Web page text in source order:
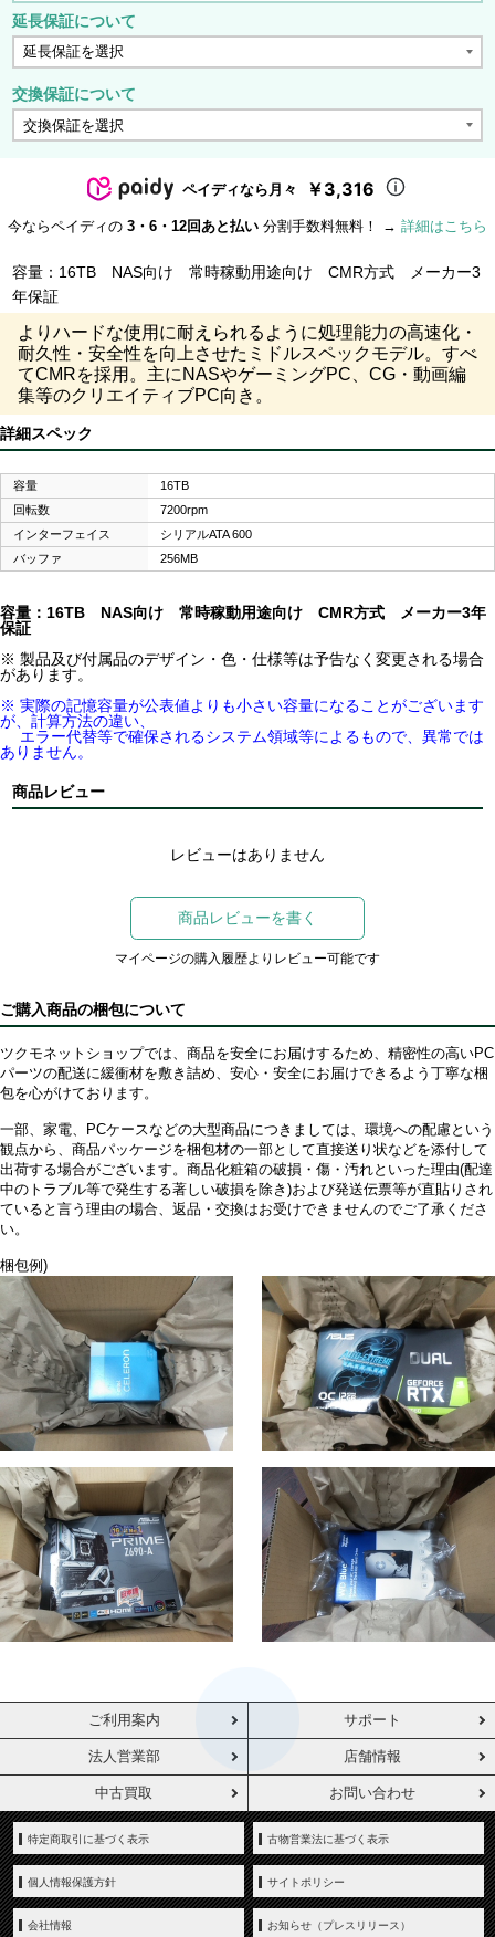
延長保証について
交換保証について
ペイディなら月々 ￥3,316
今ならペイディの 3・6・12回あと払い 分割手数料無料！ → 詳細はこちら
容量：16TB NAS向け 常時稼動用途向け CMR方式 メーカー3
年保証
よりハードな使用に耐えられるように処理能力の高速化・
耐久性・安全性を向上させたミドルスペックモデル。すべ
てCMRを採用。主にNASやゲーミングPC、CG・動画編
集等のクリエイティブPC向き。
詳細スペック
容量
16TB
回転数
7200rpm
インターフェイス
シリアルATA 600
バッファ
256MB
容量：16TB NAS向け 常時稼動用途向け CMR方式 メーカー3年
保証
※ 製品及び付属品のデザイン・色・仕様等は予告なく変更される場合
があります。
※ 実際の記憶容量が公表値よりも小さい容量になることがございます
が、計算方法の違い、
エラー代替等で確保されるシステム領域等によるもので、異常では
ありません。
商品レビュー
レビューはありません
商品レビューを書く
マイページの購入履歴よりレビュー可能です
ご購入商品の梱包について
ツクモネットショップでは、商品を安全にお届けするため、精密性の高いPC
パーツの配送に緩衝材を敷き詰め、安心・安全にお届けできるよう丁寧な梱
包を心がけております。
一部、家電、PCケースなどの大型商品につきましては、環境への配慮という
観点から、商品パッケージを梱包材の一部として直接送り状などを添付して
出荷する場合がございます。商品化粧箱の破損・傷・汚れといった理由(配達
中のトラブル等で発生する著しい破損を除き)および発送伝票等が直貼りされ
ていると言う理由の場合、返品・交換はお受けできませんのでご了承くださ
い。
梱包例)
ご利用案内 サポート
法人営業部 店舗情報
中古買取 お問い合わせ
特定商取引に基づく表示 古物営業法に基づく表示
個人情報保護方針 サイトポリシー
会社情報 お知らせ（プレスリリース）